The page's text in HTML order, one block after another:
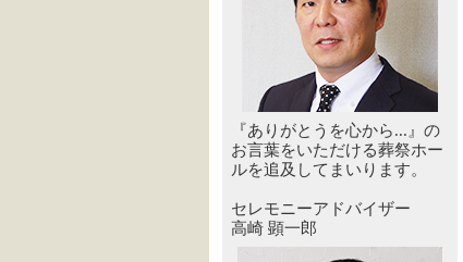
『ありがとうを心から...』の
お言葉をいただける葬祭ホー
ルを追及してまいります。
セレモニーアドバイザー
高崎 顕一郎